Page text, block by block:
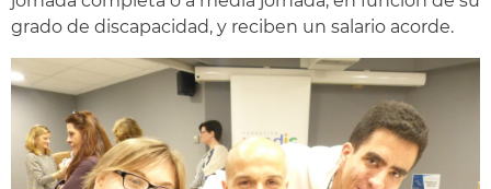
grado de discapacidad, y reciben un salario acorde.